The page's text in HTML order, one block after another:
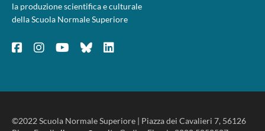
la produzione scientifica e culturale
della Scuola Normale Superiore
©2022 Scuola Normale Superiore | Piazza dei Cavalieri 7, 56126